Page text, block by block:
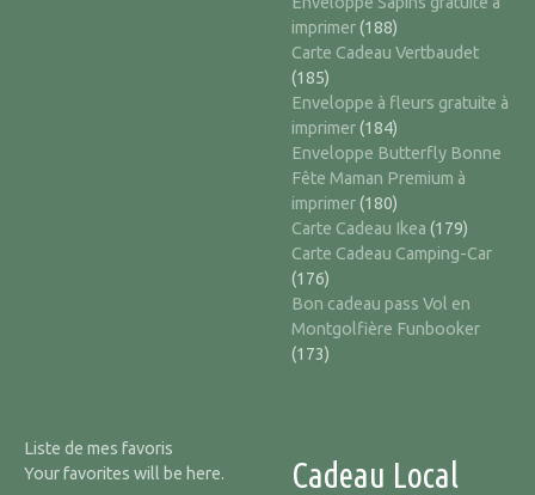
imprimer(188)
Carte Cadeau Vertbaudet
(185)
Enveloppe à fleurs gratuite à
imprimer(184)
Enveloppe Butterfly Bonne
Fête Maman Premium à
imprimer(180)
Carte Cadeau Ikea (179)
Carte Cadeau Camping-Car
(176)
Bon cadeau pass Vol en
Montgolfière Funbooker
(173)
Liste de mes favoris
Your favorites will be here.
Cadeau Local